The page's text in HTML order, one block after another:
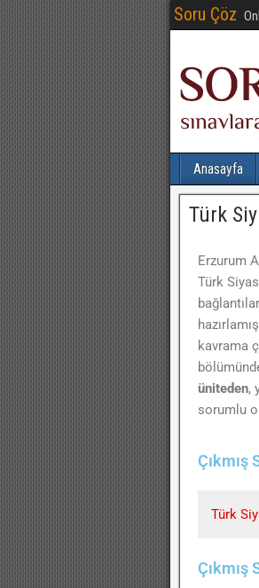
Soru Çöz
Anasayfa
Türk
Erzurum
Türk
kavrama
üniteden,
sorumlu
Çıkmış
Türk
Çıkmış